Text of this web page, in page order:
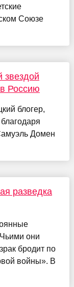
Союзе
Россию
блогер,
Домен
разведка
они
бродит по
войны». В